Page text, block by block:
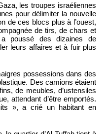
les troupes israéliennes
pour délimiter la nouvelle
de ces blocs plus à l’ouest,
de tirs, de chars et
a poussé des dizaines de
leurs affaires et à fuir plus
possessions dans des
Des camions étaient
de meubles, d’ustensiles
attendant d’être emportés.
», a crié un habitant en